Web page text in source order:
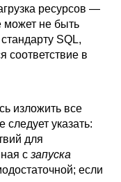
ресурсов —
может не быть
SQL,
соответствие в
изложить все
указать:
для
с запуска
если